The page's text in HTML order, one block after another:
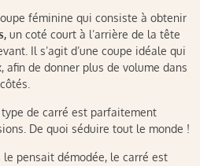
féminine qui consiste à obtenir
un coté court à l’arrière de la tête
Il s’agit d’une coupe idéale qui
afin de donner plus de volume dans
de carré est parfaitement
De quoi séduire tout le monde !
pensait démodée, le carré est